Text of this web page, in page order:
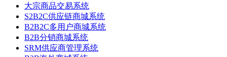
大宗商品交易系统
S2B2C供应链商城系统
B2B2C多用户商城系统
B2B分销商城系统
SRM供应商管理系统